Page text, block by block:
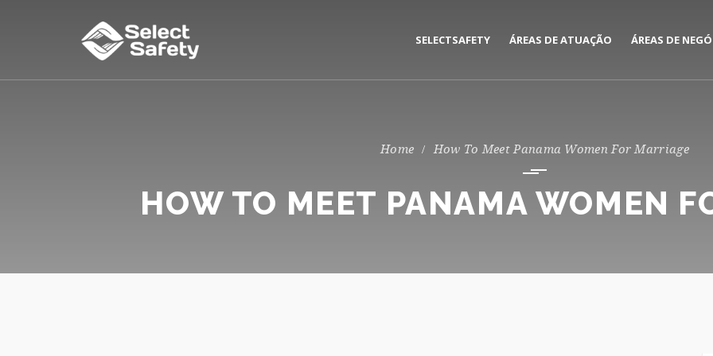
SELECTSAFETY ÁREAS DE ATUAÇÃO
CONSULTORIA DE RISCOS
ÁREAS DE
How To Meet Panama Women For Marriage
HOW TO MEET PANAMA WOMEN